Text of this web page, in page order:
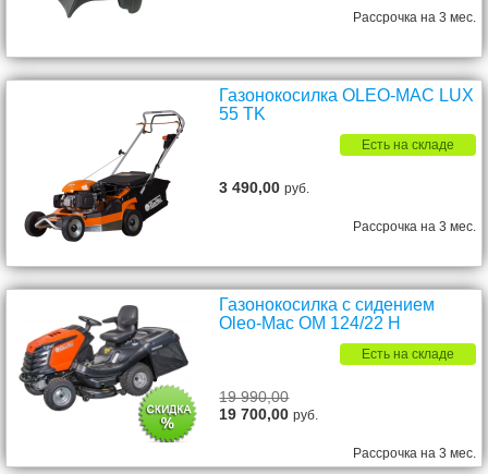
Рассрочка на 3 мес.
Газонокосилка OLEO-MAC LUX
55 TK
Есть на складе
3 490,00руб.
Рассрочка на 3 мес.
Газонокосилка с сидением
Oleo-Mac OM 124/22 H
Есть на складе
19 990,00
19 700,00руб.
Рассрочка на 3 мес.